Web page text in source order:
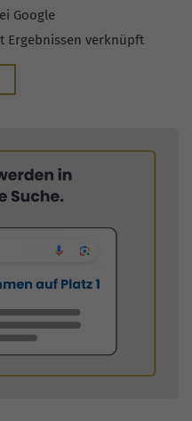
Google
Ergebnissen verknüpft